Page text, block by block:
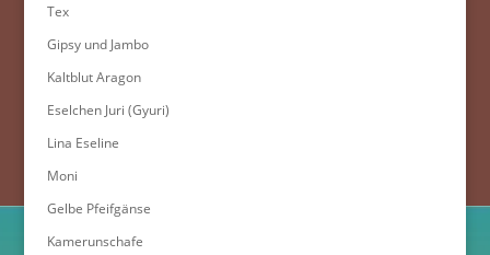
Tex
Gipsy und Jambo
Kaltblut Aragon
Eselchen Juri (Gyuri)
Lina Eseline
Moni
Gelbe Pfeifgänse
Kamerunschafe